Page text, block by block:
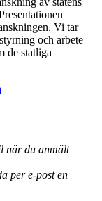
Vi tar
och arbete
de statliga
när du anmält
per e-post en